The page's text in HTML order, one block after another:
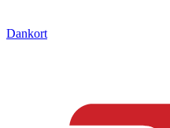
Dankort